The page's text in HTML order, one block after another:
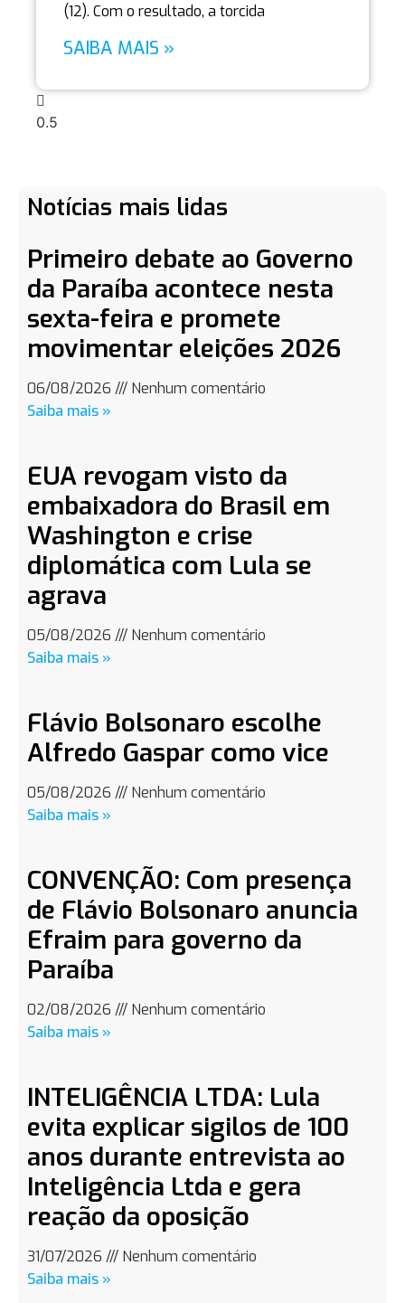
(12). Com o resultado, a torcida
SAIBA MAIS »
Notícias mais lidas
Primeiro debate ao Governo
da Paraíba acontece nesta
sexta-feira e promete
movimentar eleições 2026
06/08/2026
Nenhum comentário
Saiba mais »
EUA revogam visto da
embaixadora do Brasil em
Washington e crise
diplomática com Lula se
agrava
05/08/2026
Nenhum comentário
Saiba mais »
Flávio Bolsonaro escolhe
Alfredo Gaspar como vice
05/08/2026
Nenhum comentário
Saiba mais »
CONVENÇÃO: Com presença
de Flávio Bolsonaro anuncia
Efraim para governo da
Paraíba
02/08/2026
Nenhum comentário
Saiba mais »
INTELIGÊNCIA LTDA: Lula
evita explicar sigilos de 100
anos durante entrevista ao
Inteligência Ltda e gera
reação da oposição
31/07/2026
Nenhum comentário
Saiba mais »